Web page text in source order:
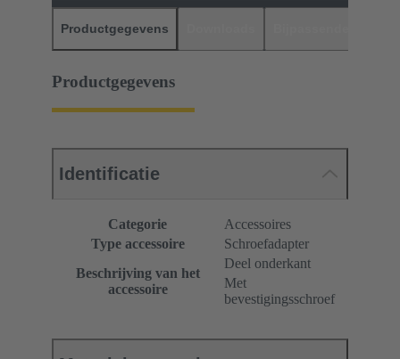
Productgegevens
Productgegevens
Identificatie
Categorie
Accessoires
Type accessoire
Schroefadapter
Beschrijving van het
accessoire
Deel onderkant
Met
bevestigingsschroef